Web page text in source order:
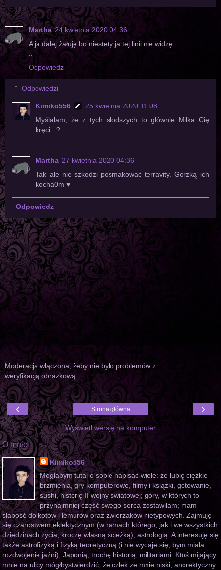
Martha 24 kwietnia 2020 04:36
A ja dalej żałuję bo niestety ja tej linii nie widzę
..
Odpowiedz
Odpowiedzi
Kimiko556
25 kwietnia 2020 11:08
Myślałam, że z tych słodszych to głównie Milka Cię
kręci...?
Martha 27 kwietnia 2020 04:36
Tak ale nie szkodzi posmakować terravity. Gorzką ich
kocha0m ♥️
Odpowiedz
Moderacja włączona, żeby nie było problemów z
weryfikacją obrazkową.
‹ ›
Strona główna
Wyświetl wersję na komputer
O mnie
Kimiko556
Mogłabym tutaj o sobie napisać wiele: że lubię ciężkie
brzmienia, gry komputerowe, filmy i książki, gotowanie,
sushi, historię II wojny światowej; góry, w których to
przynajmniej część swego serca zostawiłam; mam
słabość do kotów i lemurów oraz zwierzaków nietypowych. Zajmuję
się czarostwem eklektycznym (w ramach którego, jak i we wszystkich
dziedzinach życia, kroczę własną ścieżką), astrologią. A interesuję się
także astrofizyką i fizyką teoretyczną (i nie wydaje się, bym miała
rozdwojenie jaźni), Japonią, trochę historią, militariami. Ktoś mijający
mnie na ulicy mógłbystwierdzić, że człek ze mnie niski, anorektyczny